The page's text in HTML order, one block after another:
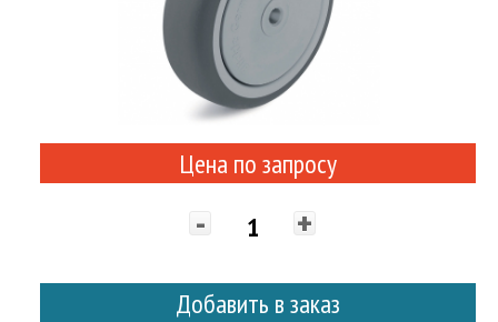
Цена по запросу
- +
Добавить в заказ